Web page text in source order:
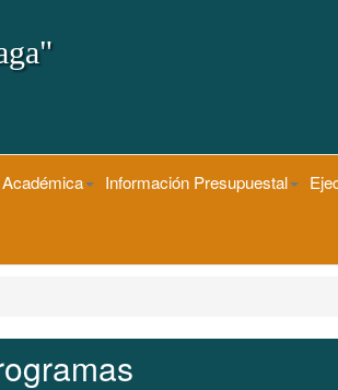
Información Presupuestal